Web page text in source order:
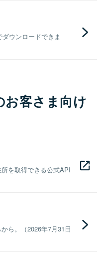
ウンロードできま
お客さま向け
を取得できる公式API
ら。（2026年7月31日